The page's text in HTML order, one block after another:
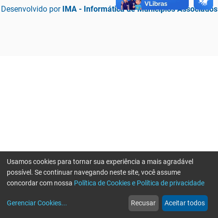
Desenvolvido por IMA - Informática de Municípios Associados
web
Notícias
more_horiz
Mais
Usamos cookies para tornar sua experiência a mais agradável
possível. Se continuar navegando neste site, você assume
concordar com nossa Política de Cookies e Política de privacidade
Gerenciar Cookies... Recusar Aceitar todos
Erro ao enviar informações, por favor tente novamente